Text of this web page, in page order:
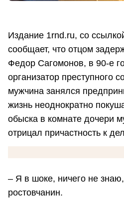
Издание 1rnd.ru, со
сообщает, что отцом
Федор Сагомонов, в 90-е
организатор преступного
мужчина занялся
жизнь неоднократно
обыска в комнате дочери
отрицал причастность к
– Я в шоке, ничего не
ростовчанин.